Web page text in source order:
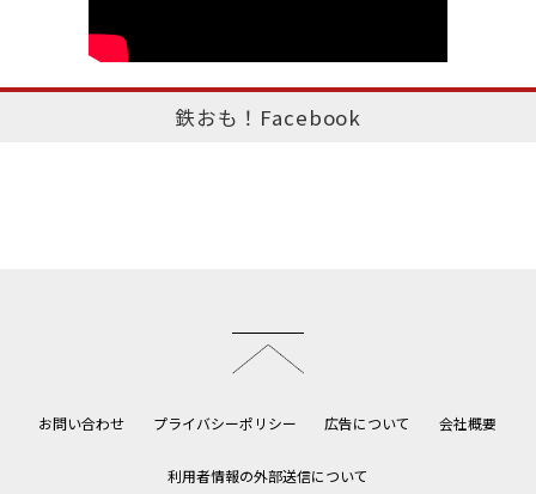
鉄おも！Facebook
お問い合わせ プライバシーポリシー 広告について 会社概要
利用者情報の外部送信について